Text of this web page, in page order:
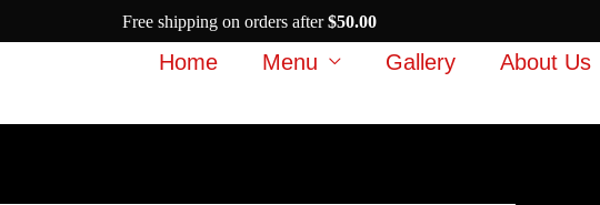
Home Menu Gallery About Us
Free shipping on orders after$50.00